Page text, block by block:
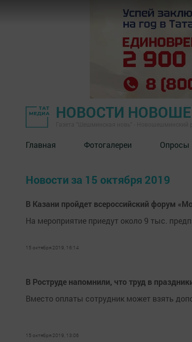
НОВОСТИ
Главная Фотогалереи Опросы
Новости за 15 октября 2019
В Казани пройдет всероссийский форум
На мероприятие приедут около 9 тыс.
15 октября 2019, 16:14
В Роструде напомнили, что труд в
Вместо оплаты сотрудник может взять
15 октября 2019, 13:06